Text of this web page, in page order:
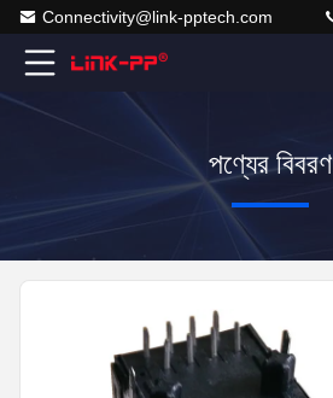
Connectivity@link-pptech.com
পণ্যের বিবরণ